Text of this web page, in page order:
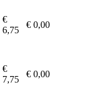
€
6,75
€ 0,00
€
7,75
€ 0,00